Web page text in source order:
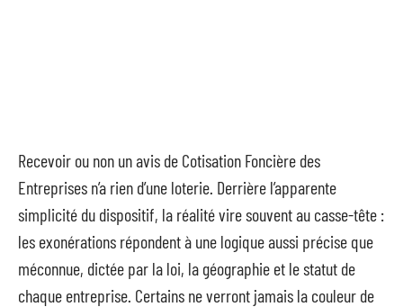
Recevoir ou non un avis de Cotisation Foncière des
Entreprises n’a rien d’une loterie. Derrière l’apparente
simplicité du dispositif, la réalité vire souvent au casse-tête :
les exonérations répondent à une logique aussi précise que
méconnue, dictée par la loi, la géographie et le statut de
chaque entreprise. Certains ne verront jamais la couleur de